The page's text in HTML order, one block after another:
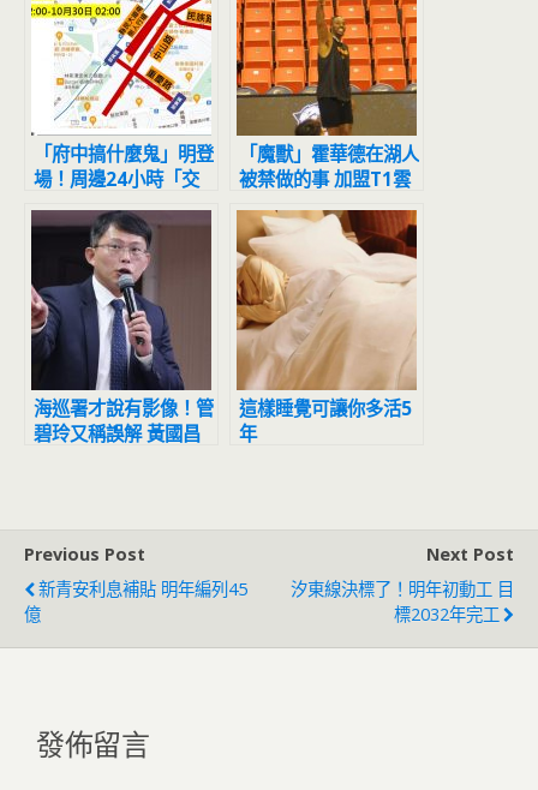
「府中搞什麼鬼」明登
場！周邊24小時「交
通管制」路段曝光
「魔獸」霍華德在湖人
被禁做的事 加盟T1雲
豹後解鎖了
海巡署才說有影像！管
碧玲又稱誤解 黃國昌
這樣睡覺可讓你多活5
年
Previous Post
新青安利息補貼 明年編列45
億
Next Post
汐東線決標了！明年初動工 目
標2032年完工
發佈留言